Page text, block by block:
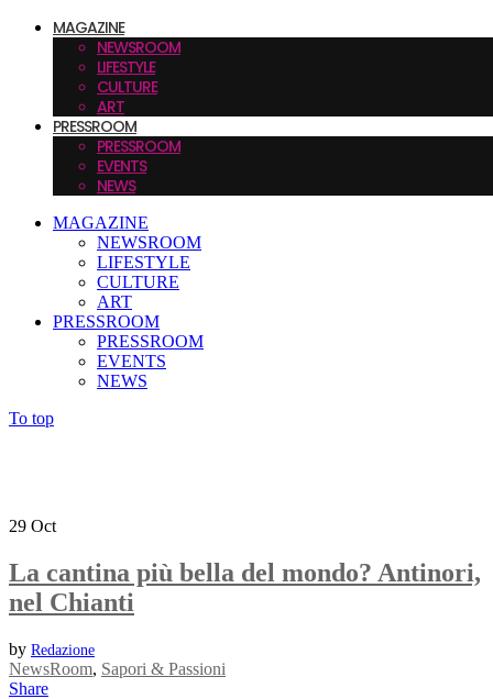
MAGAZINE
NEWSROOM
LIFESTYLE
CULTURE
ART
PRESSROOM
PRESSROOM
EVENTS
NEWS
MAGAZINE
NEWSROOM
LIFESTYLE
CULTURE
ART
PRESSROOM
PRESSROOM
EVENTS
NEWS
To top
29 Oct
La cantina più bella del mondo? Antinori,
nel Chianti
by Redazione
NewsRoom, Sapori & Passioni
Share